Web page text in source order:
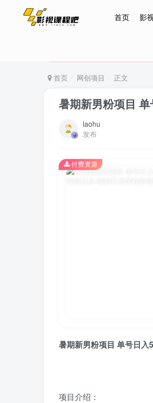
首页 影
特惠终身会员299元，网站
首页 网创项目 正文
暑期新男粉项目
laohu
发布
付费资源
暑期新男粉项目 单号日入
项目介绍：